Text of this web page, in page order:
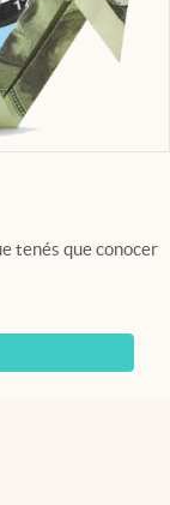
tenés que conocer